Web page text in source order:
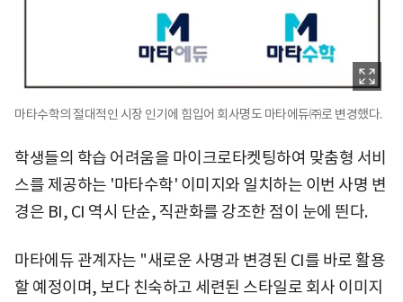
마타수학의 절대적인 시장 인기에 힘입어 회사명도 마타에듀㈜로 변경했다.
학생들의 학습 어려움을 마이크로타켓팅하여 맞춤형 서비
스를 제공하는 '마타수학' 이미지와 일치하는 이번 사명 변
경은 BI, CI 역시 단순, 직관화를 강조한 점이 눈에 띈다.
마타에듀 관계자는 "새로운 사명과 변경된 CI를 바로 활용
할 예정이며, 보다 친숙하고 세련된 스타일로 회사 이미지